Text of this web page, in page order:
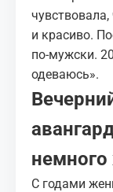
и красиво.
по-мужски.
одеваюсь».
немного
С годами